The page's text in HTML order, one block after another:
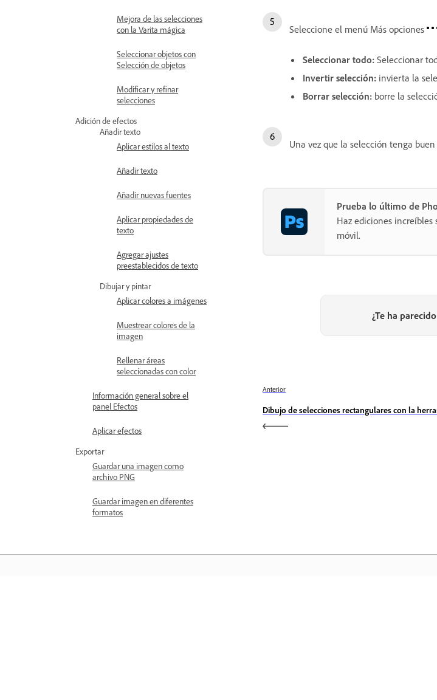
Mejora de las selecciones
con la Varita mágica
Seleccionar objetos con
Selección de objetos
Modificar y refinar
selecciones
Adición de efectos
Añadir texto
Aplicar estilos al texto
Añadir texto
Añadir nuevas fuentes
Aplicar propiedades de
texto
Agregar ajustes
preestablecidos de texto
Dibujar y pintar
Aplicar colores a imágenes
Muestrear colores de la
imagen
Rellenar áreas
seleccionadas con color
Información general sobre el
panel Efectos
Aplicar efectos
Exportar
Guardar una imagen como
archivo PNG
Guardar imagen en diferentes
formatos
Seleccione el menú Más opciones
Seleccionar todo: Seleccionar
Invertir selección: invierta la
Borrar selección: borre la
Una vez que la selección tenga
Prueba lo último de
Haz ediciones
móvil.
¿Te ha
Anterior
Dibujo de selecciones rectangulares con la